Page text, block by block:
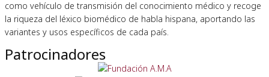
como vehículo de transmisión del conocimiento médico y recoge
la riqueza del léxico biomédico de habla hispana, aportando las
variantes y usos específicos de cada país.
Patrocinadores